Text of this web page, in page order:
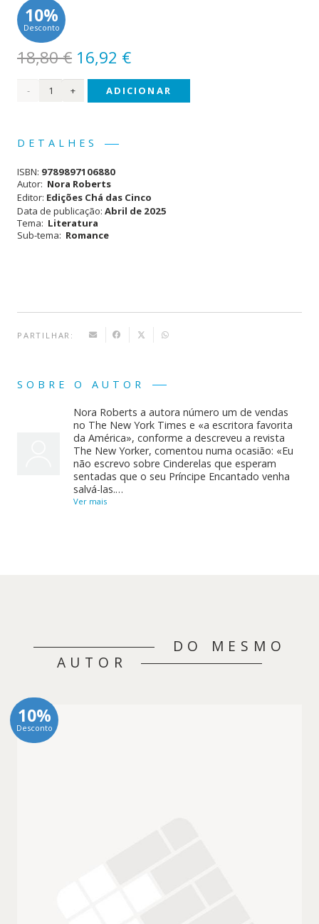
10%
Desconto
18,80€ O
preço
original
18,80 €.
16,92 €O
preço
atual
Quantidade
do
Destino
ADICIONAR
DETALHES
ISBN: 9789897106880
Autor: Nora Roberts
Editor: Edições Chá das Cinco
Data de publicação: Abril de 2025
Tema: Literatura
Sub-tema: Romance
PARTILHAR:
SOBRE O AUTOR
Nora Roberts a autora número um de vendas
no The New York Times e «a escritora favorita
da América», conforme a descreveu a revista
The New Yorker, comentou numa ocasião: «Eu
não escrevo sobre Cinderelas que esperam
sentadas que o seu Príncipe Encantado venha
salvá-las.…
Ver mais
DO MESMO
AUTOR
10%
Desconto